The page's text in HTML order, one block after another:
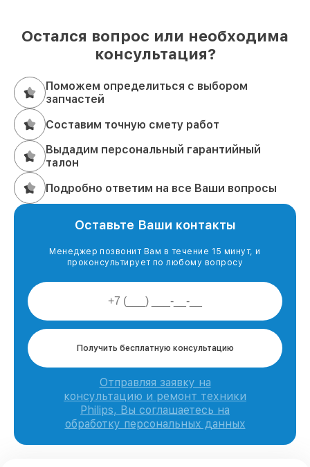
Остался вопрос или необходима
консультация?
Поможем определиться с выбором
запчастей
Составим точную смету работ
Выдадим персональный гарантийный
талон
Подробно ответим на все Ваши вопросы
Оставьте Ваши контакты
Менеджер позвонит Вам в течение 15 минут, и
проконсультирует по любому вопросу
Получить бесплатную консультацию
Отправляя заявку на
консультацию и ремонт техники
Philips, Вы соглашаетесь на
обработку персональных данных